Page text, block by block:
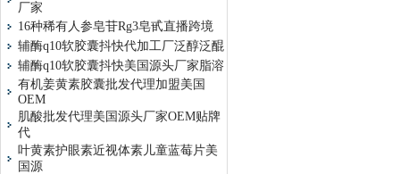
厂家
16种稀有人参皂苷Rg3皂甙直播跨境
辅酶q10软胶囊抖快代加工厂泛醇泛醌
辅酶q10软胶囊抖快美国源头厂家脂溶
有机姜黄素胶囊批发代理加盟美国
OEM
肌酸批发代理美国源头厂家OEM贴牌
代
叶黄素护眼素近视体素儿童蓝莓片美
国源